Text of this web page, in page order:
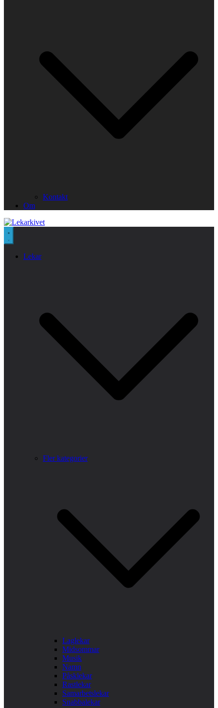
Kontakt
Om
Lekar
Fler kategorier
Laglekar
Midsommar
Musik
Namn
Påsklekar
Rastlekar
Samarbetslekar
Snabbalekar